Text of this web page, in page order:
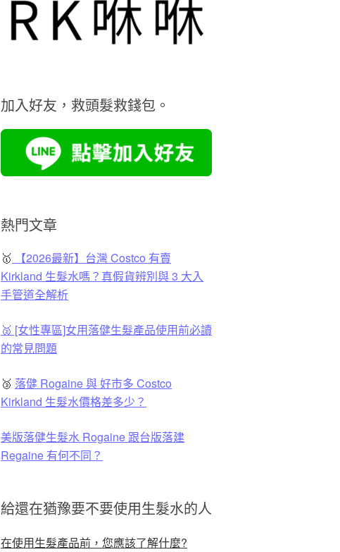
加入好友，救頭髮救錢包。
熱門文章
🥇 【2026最新】台灣 Costco 有賣
Kirkland 生髮水嗎？真假貨辨別與 3 大入
手管道全解析
🥈 [女性專區]女用落健生髮產品使用前必讀
的常見問題
🥉 落健 Rogaine 與 好市多 Costco
Kirkland 生髮水價格差多少？
美版落健生髮水 Rogaine 跟台版落建
Regaine 有何不同？
給還在猶豫要不要使用生髮水的人
在使用生髮產品前，您應該了解什麼?